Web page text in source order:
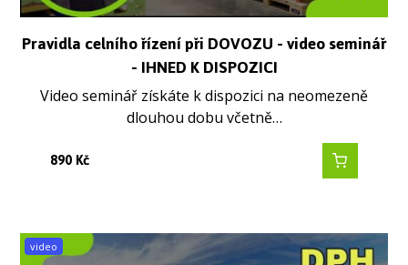
Pravidla celního řízení při DOVOZU - video seminář
- IHNED K DISPOZICI
Video seminář získáte k dispozici na neomezeně
dlouhou dobu včetně…
890Kč
video